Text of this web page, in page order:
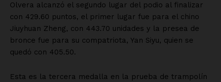
Olvera alcanzó el segundo lugar del podio al finalizar
con 429.60 puntos, el primer lugar fue para el chino
Jiuyhuan Zheng, con 443.70 unidades y la presea de
bronce fue para su compatriota, Yan Siyu, quien se
quedó con 405.50.
Esta es la tercera medalla en la prueba de trampolín